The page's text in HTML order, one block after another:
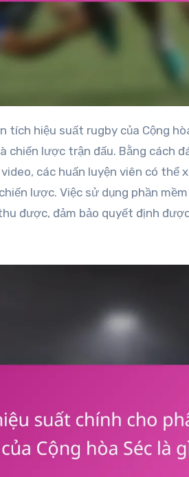
chiến lược trận đấu. Bằng cách
các huấn luyện viên có thể
lược. Việc sử dụng phần
được, đảm bảo quyết định